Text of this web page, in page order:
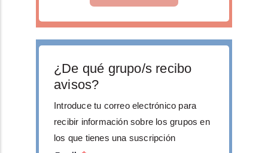
¿De qué grupo/s recibo
avisos?
Introduce tu correo electrónico para
recibir información sobre los grupos en
los que tienes una suscripción